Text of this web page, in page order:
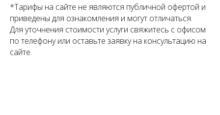
*Тарифы на сайте не являются публичной офертой и
приведены для ознакомления и могут отличаться.
Для уточнения стоимости услуги свяжитесь с офисом
по телефону или оставьте заявку на консультацию на
сайте.